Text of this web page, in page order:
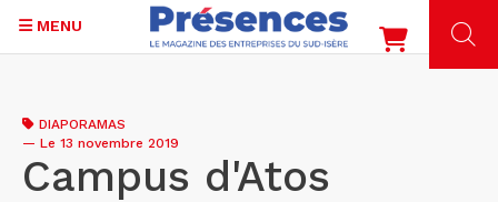
contenu
principal
MENU
DIAPORAMAS
— Le 13 novembre 2019
Campus d'Atos